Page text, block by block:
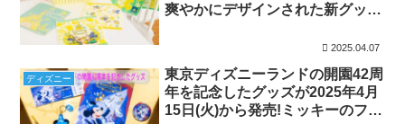
爽やかにデザインされた新グッズ
2025.04.07
ディズニー
東京ディズニーランドの開園42周
年を記念したグッズが2025年4月
15日(火)から発売!ミッキーのフィ